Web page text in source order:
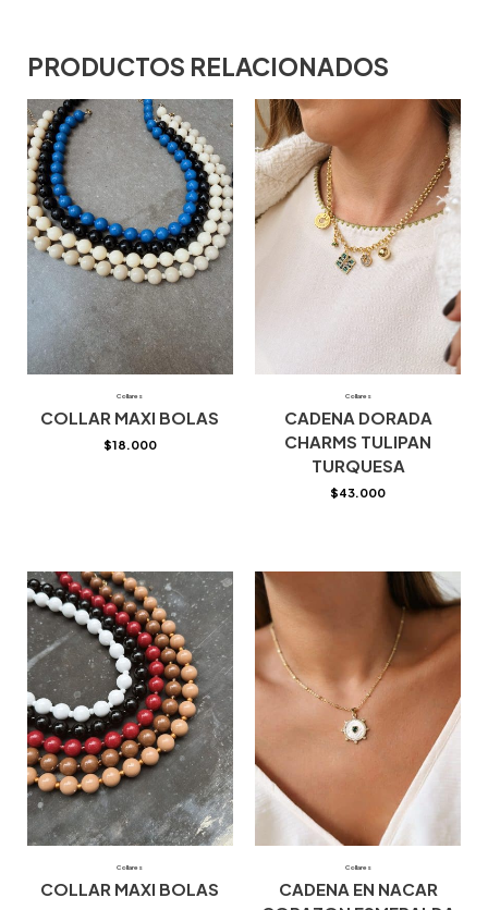
PRODUCTOS RELACIONADOS
Collares
COLLAR MAXI BOLAS
$18.000
Collares
CADENA DORADA
CHARMS TULIPAN
TURQUESA
$43.000
Collares
COLLAR MAXI BOLAS
Collares
CADENA EN NACAR